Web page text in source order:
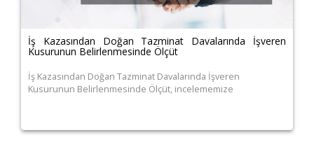
İş Kazasından Doğan Tazminat Davalarında İşveren
Kusurunun Belirlenmesinde Ölçüt
İş Kazasından Doğan Tazminat Davalarında İşveren
Kusurunun Belirlenmesinde Ölçüt, incelememize